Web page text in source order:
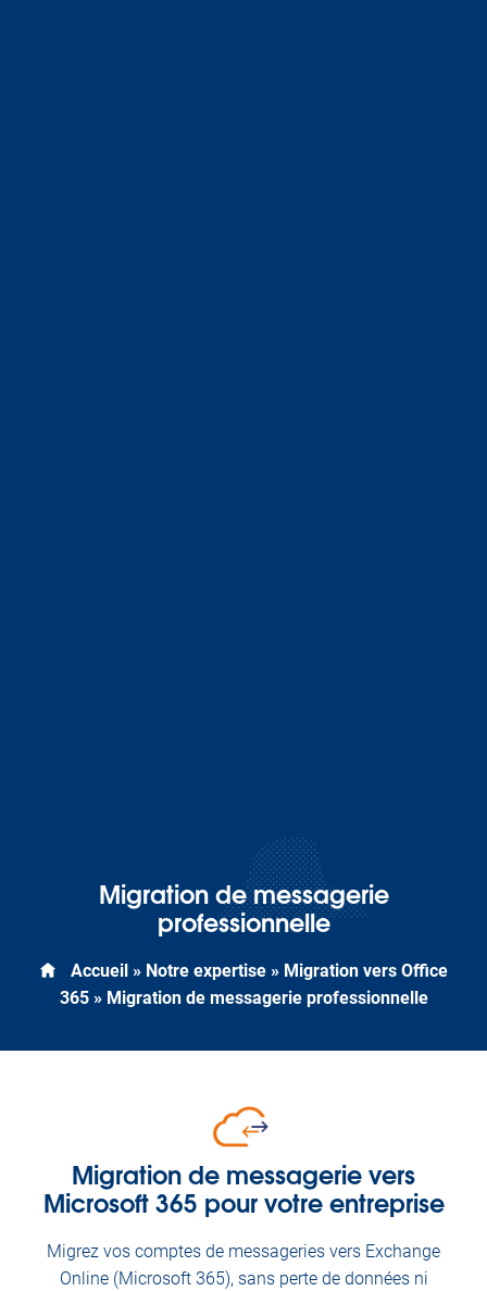
Migration de messagerie
professionnelle
Accueil » Notre expertise » Migration vers Office
365» Migration de messagerie professionnelle
Migration de messagerie vers
Microsoft 365 pour votre entreprise
Migrez vos comptes de messageries vers Exchange
Online (Microsoft 365), sans perte de données ni